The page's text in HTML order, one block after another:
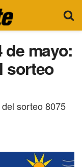
de mayo:
sorteo
sorteo 8075